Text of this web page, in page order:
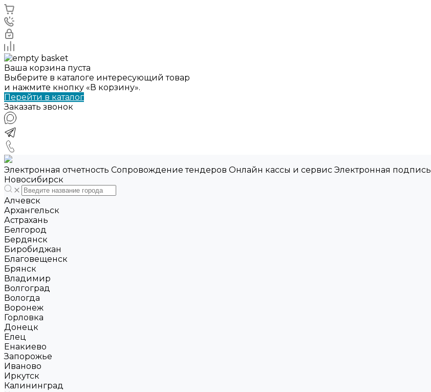
Ваша корзина пуста
Выберите в каталоге интересующий товар
и нажмите кнопку «В корзину».
Перейти в каталог
Заказать звонок
Электронная отчетность Сопровождение тендеров Онлайн кассы и сервис Электронная подпись
Новосибирск
Алчевск
Архангельск
Астрахань
Белгород
Бердянск
Биробиджан
Благовещенск
Брянск
Владимир
Волгоград
Вологда
Воронеж
Горловка
Донецк
Елец
Енакиево
Запорожье
Иваново
Иркутск
Калининград